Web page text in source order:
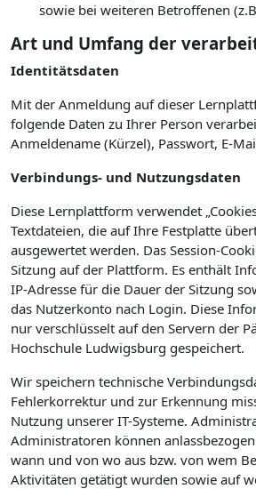
sowie bei weiteren Betroffenen
Art und Umfang der
Identitätsdaten
Mit der Anmeldung auf dieser
folgende Daten zu Ihrer Person
Anmeldename (Kürzel), Passwort, E-
Verbindungs- und Nutzungsdaten
Diese Lernplattform verwendet
Textdateien, die auf Ihre Festplatte
ausgewertet werden. Das Session-
Sitzung auf der Plattform. Es enthält
IP-Adresse für die Dauer der Sitzung
das Nutzerkonto nach Login. Diese
nur verschlüsselt auf den Servern der
Hochschule Ludwigsburg gespeichert.
Wir speichern technische
Fehlerkorrektur und zur Erkennung
Nutzung unserer IT-Systeme.
Administratoren können
wann und von wo aus bzw. von wem
Aktivitäten getätigt wurden sowie auf